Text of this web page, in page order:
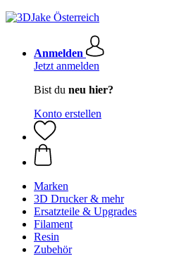
Anmelden
Jetzt anmelden
Bist du neu hier?
Konto erstellen
Marken
3D Drucker & mehr
Ersatzteile & Upgrades
Filament
Resin
Zubehör